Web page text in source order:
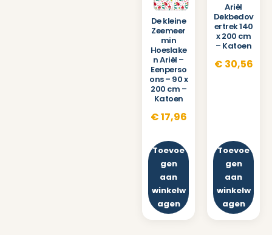
De kleine
Zeemeer
min
Hoeslake
n Ariël –
Eenperso
ons – 90 x
200 cm –
Katoen
€17,96
Toevoe
gen
aan
winkelw
agen
Ariël
Dekbedov
ertrek 140
x 200 cm
– Katoen
€ 30,56
Toevoe
gen
aan
winkelw
agen